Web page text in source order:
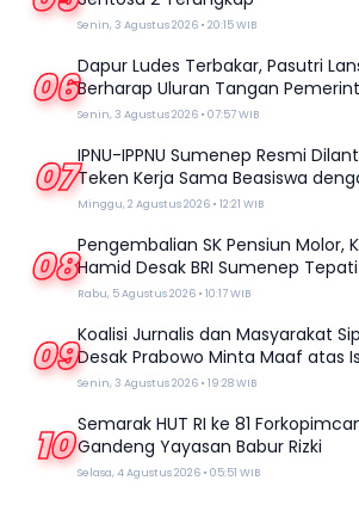
Senin, 3 Agustus 2026 • 20:15 WIB
06Dapur Ludes Terbakar, Pasutri
Berharap Uluran Tangan
Senin, 3 Agustus 2026 • 07:57 WIB
07IPNU-IPPNU Sumenep Resmi
Teken Kerja Sama Beasiswa
Kampus
Minggu, 2 Agustus 2026 • 12:21 WIB
08Pengembalian SK Pensiun Molor,
Hamid Desak BRI Sumenep
Rabu, 5 Agustus 2026 • 10:17 WIB
09Koalisi Jurnalis dan Masyarakat
Desak Prabowo Minta Maaf atas
Ireng”
Senin, 3 Agustus 2026 • 19:28 WIB
10 Semarak HUT RI ke 81
Gandeng Yayasan Babur Rizki
Selasa, 4 Agustus 2026 • 05:51 WIB